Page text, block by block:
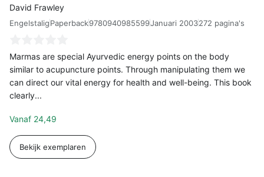
David Frawley
EngelstaligPaperback9780940985599Januari 2003272 pagina's
Marmas are special Ayurvedic energy points on the body
similar to acupuncture points. Through manipulating them we
can direct our vital energy for health and well-being. This book
clearly...
Vanaf 24,49
Bekijk exemplaren